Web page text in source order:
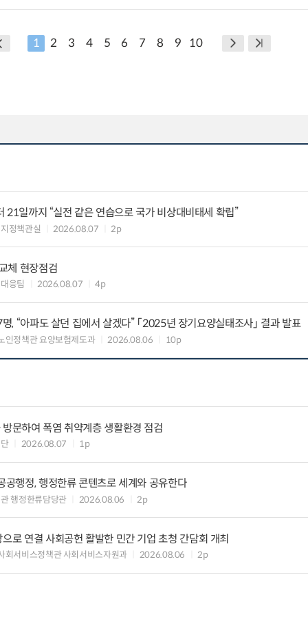
1 2 3 4 5 6 7 8 9 10
일까지 “실전 같은 연습으로 국가 비상대비태세 확립”
정책관실 2026.08.07 2p
체 현장점검
응팀 2026.08.07 4p
, “아파도 살던 집에서 살겠다” 「2025년 장기요양실태조사」 결과 발표
인정책관 요양보험제도과 2026.08.06 10p
문하여 폭염 취약계층 생활환경 점검
2026.08.07 1p
공행정, 행정한류 콘텐츠로 세계와 공유한다
행정한류담당관 2026.08.06 2p
로 연결 사회공헌 활발한 민간 기업 초청 간담회 개최
회서비스정책관 사회서비스자원과 2026.08.06 2p